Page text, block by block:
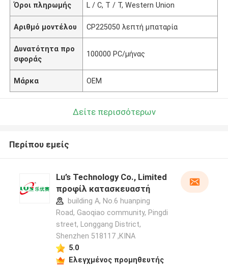
Όροι πληρωμής L / C, T / T, Western Union
Αριθμό μοντέλου CP225050 λεπτή μπαταρία
Δυνατότητα προ
σφοράς
100000 PC/μήνας
Μάρκα OEM
Δείτε περισσότερων
Περίπου εμείς
Lu’s Technology Co., Limited
προφίλ κατασκευαστή
building A, No.6 huanping
Road, Gaoqiao community, Pingdi
street, Longgang District,
Shenzhen 518117 ,ΚΙΝΑ
5.0
Ελεγχμένος προμηθευτής